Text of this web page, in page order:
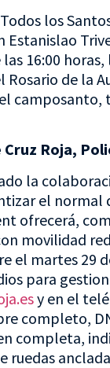
los
Estanislao
16:00
Rosario de la
camposanto,
Roja,
la
el normal
ofrecerá,
movilidad
el martes 29
para
y en el
completo,
completa,
ruedas